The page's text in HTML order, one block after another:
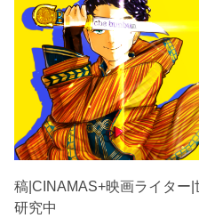
稿|CINAMAS+映画ライター
研究中